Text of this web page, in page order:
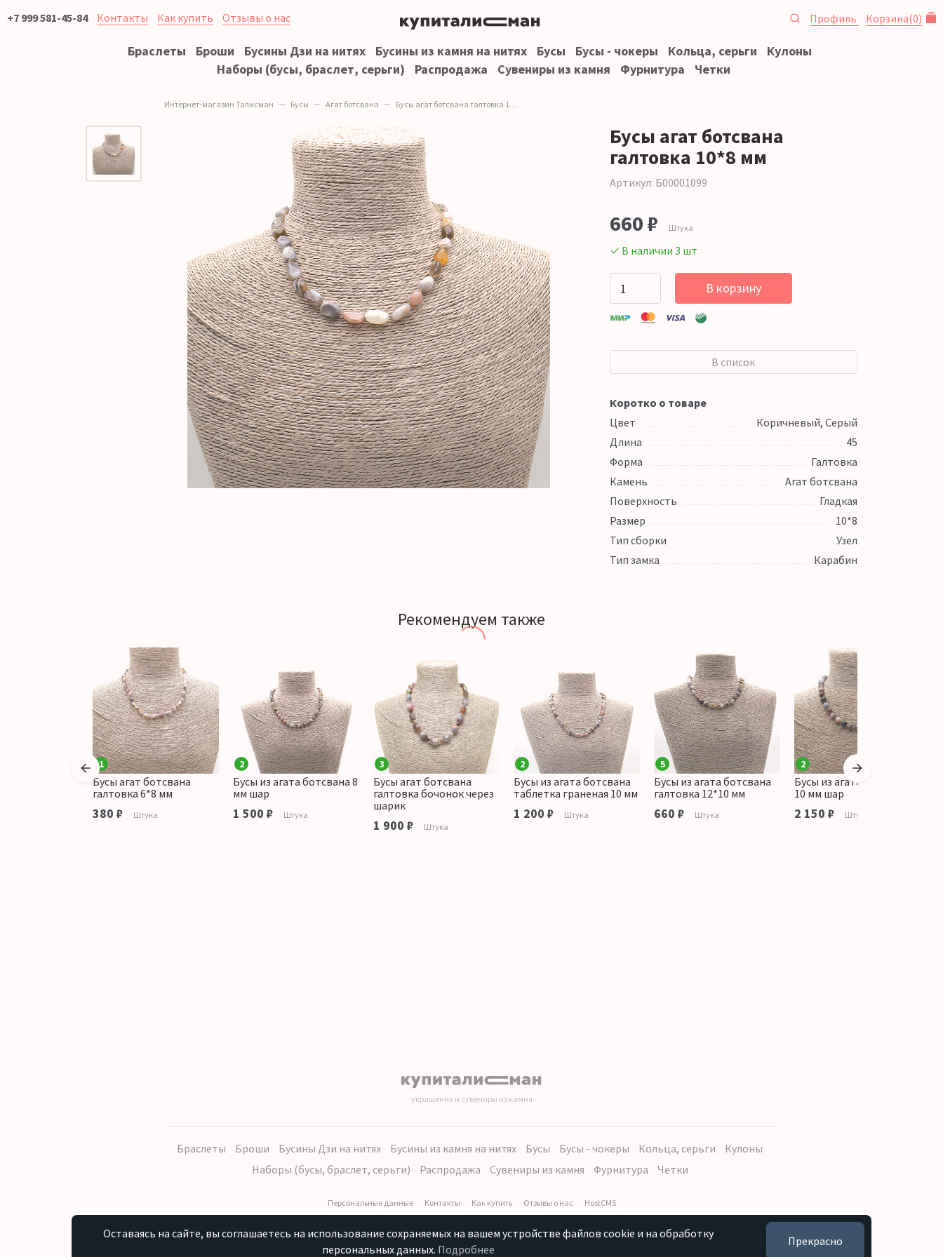
+7 999 581-45-84 Контакты Как купить Отзывы о нас Профиль Корзина(0)
Браслеты Броши Бусины Дзи на нитях Бусины из камня на нитях Бусы Бусы - чокеры Кольца, серьги
Кулоны
Наборы (бусы, браслет, серьги)
Распродажа Сувениры из камня Фурнитура Четки
Интернет-магазин Талисман Бусы Агат ботсвана Бусы агат ботсвана галтовка 10*8 мм
Бусы агат ботсвана
галтовка 10*8 мм
Артикул: Б00001099
660 ₽ Штука
✓ В наличии 3 шт
В корзину
В список
Коротко о товаре
Цвет
Коричневый, Серый
Длина
45
Форма
Галтовка
Камень
Агат ботсвана
Поверхность
Гладкая
Размер
10*8
Тип сборки
Узел
Тип замка
Карабин
Рекомендуем также
1
Бусы агат ботсвана
галтовка 6*8 мм
380 ₽ Штука
2
Бусы из агата ботсвана 8
мм шар
1 500 ₽ Штука
3
Бусы агат ботсвана
галтовка бочонок через
шарик
1 900 ₽ Штука
2
Бусы из агата ботсвана
таблетка граненая 10 мм
1 200 ₽ Штука
5
Бусы из агата ботсвана
галтовка 12*10 мм
660 ₽ Штука
2
Бусы из агата ботсвана
10 мм шар
2 150 ₽ Штука
украшения и сувениры из камня
Браслеты Броши Бусины Дзи на нитях Бусины из камня на нитях Бусы Бусы - чокеры Кольца, серьги
Кулоны
Наборы (бусы, браслет, серьги)
Распродажа Сувениры из камня Фурнитура Четки
Персональные данные Контакты Как купить Отзывы о нас HostCMS
Оставаясь на сайте, вы соглашаетесь на использование сохраняемых на вашем устройстве файлов cookie и на обработку
персональных данных. Подробнее
Прекрасно